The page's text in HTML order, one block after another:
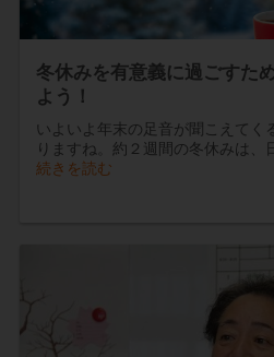
冬休みを有意義に過ごすた
よう！
いよいよ年末の足音が聞こえてく
りますね。約２週間の冬休みは、
続きを読む